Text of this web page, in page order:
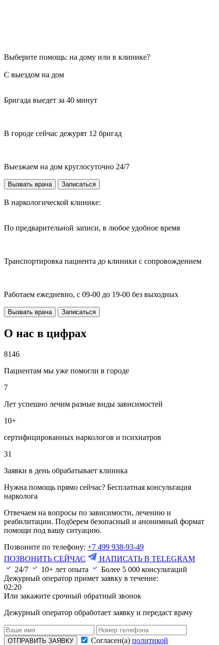
Выберите помощь: на дому или в клинике?
С выездом на дом
Бригада выедет за 40 минут
В городе сейчас дежурят 12 бригад
Выезжаем на дом круглосуточно 24/7
Вызвать врача Записаться
В наркологической клинике:
По предварительной записи, в любое удобное время
Транспортировка пациента до клиники с сопровождением
Работаем ежедневно, с 09-00 до 19-00 без выходных
Вызвать врача Записаться
О нас в цифрах
8146
Пациентам мы уже помогли в городе
7
Лет успешно лечим разные виды зависимостей
10+
сертифицированных наркологов и психиатров
31
Заявки в день обрабатывает клиника
Нужна помощь прямо сейчас? Бесплатная консультация
нарколога
Отвечаем на вопросы по зависимости, лечению и
реабилитации. Подберем безопасный и анонимный формат
помощи под вашу ситуацию.
Позвоните по телефону: +7 499 938-93-49
ПОЗВОНИТЬ СЕЙЧАС
НАПИСАТЬ В TELEGRAM
24/7
10+ лет опыта Более 5 000 консультаций
Дежурный оператор примет заявку в течение:
02:20
Или закажите срочный обратный звонок
Дежурный оператор обработает заявку и передаст врачу
ОТПРАВИТЬ ЗАЯВКУ Согласен(а) политикой